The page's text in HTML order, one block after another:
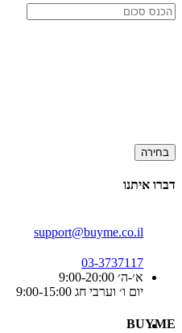
בחירה
דברו איתנו
support@buyme.co.il
03-3737117
א׳-ה׳ 9:00-20:00
יום ו׳ וערבי חג 9:00-15:00
BUYME